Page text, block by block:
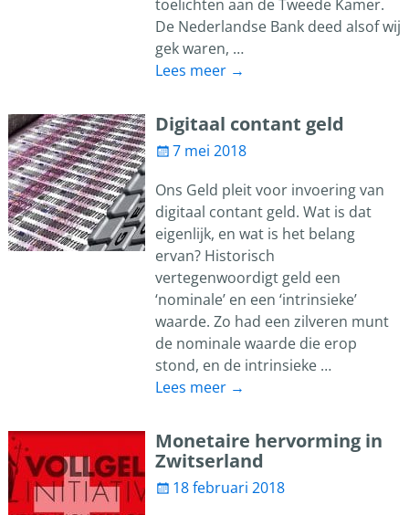
toelichten aan de Tweede Kamer.
De Nederlandse Bank deed alsof wij
gek waren, …
Lees meer →
Digitaal contant geld
7 mei 2018
Ons Geld pleit voor invoering van
digitaal contant geld. Wat is dat
eigenlijk, en wat is het belang
ervan? Historisch
vertegenwoordigt geld een
‘nominale’ en een ‘intrinsieke’
waarde. Zo had een zilveren munt
de nominale waarde die erop
stond, en de intrinsieke …
Lees meer →
Monetaire hervorming in
Zwitserland
18 februari 2018